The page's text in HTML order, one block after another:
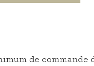
de commande